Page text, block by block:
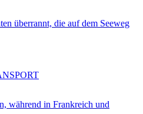
überrannt, die auf dem Seeweg
während in Frankreich und